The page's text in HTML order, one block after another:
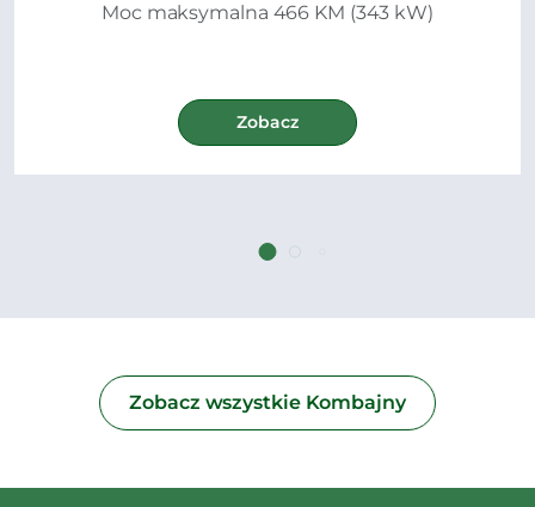
Moc maksymalna 466 KM (343 kW)
Zobacz
Zobacz wszystkie Kombajny